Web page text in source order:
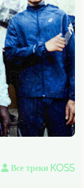
Все треки Koss